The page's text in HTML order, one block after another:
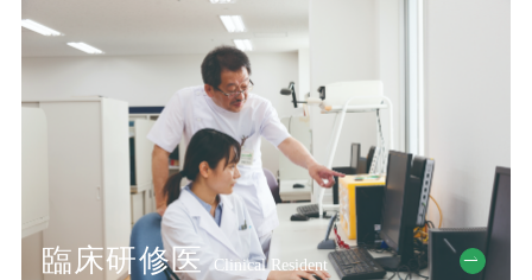
臨床研修医 Clinical Resident